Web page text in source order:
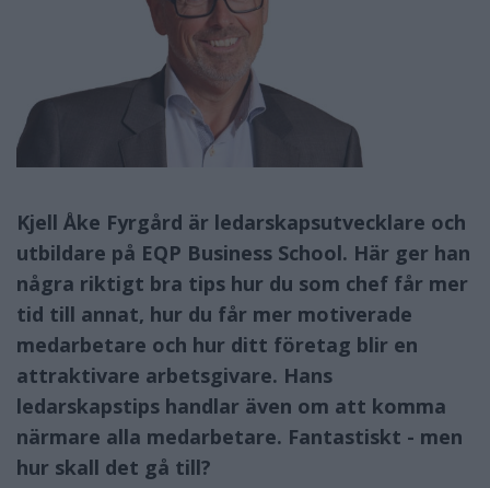
Kjell Åke Fyrgård är ledarskapsutvecklare och
utbildare på EQP Business School. Här ger han
några riktigt bra tips hur du som chef får mer
tid till annat, hur du får mer motiverade
medarbetare och hur ditt företag blir en
attraktivare arbetsgivare. Hans
ledarskapstips handlar även om att komma
närmare alla medarbetare. Fantastiskt - men
hur skall det gå till?